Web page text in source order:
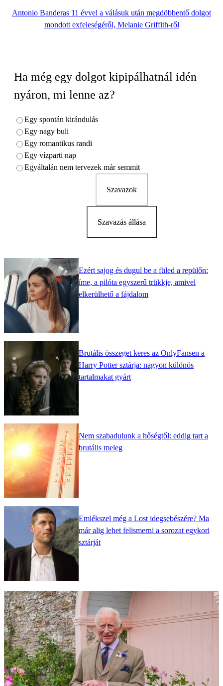
Antonio Banderas 11 évvel a válásuk után megdöbbentő dolgot
mondott exfeleségéről, Melanie Griffith-ről
Ha még egy dolgot kipipálhatnál idén
nyáron, mi lenne az?
Egy spontán kirándulás
Egy nagy buli
Egy romantikus randi
Egy vízparti nap
Egyáltalán nem tervezek már semmit
Szavazok
Szavazás állása
Ezért sajog és dugul be a füled a repülőn:
íme, a pilóta egyszerű trükkje, amivel
elkerülhető a fájdalom
Brutális összeget keres az OnlyFansen a
Harry Potter sztárja: nagyon különös
tartalmakat gyárt
Nem szabadulunk a hőségtől: eddig tart a
brutális meleg
Emlékszel még a Lost idegsebészére? Ma
már alig lehet felismerni a sorozat egykori
sztárját